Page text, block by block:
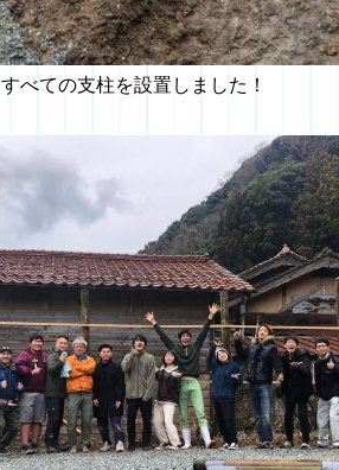
すべての支柱を設置しました！